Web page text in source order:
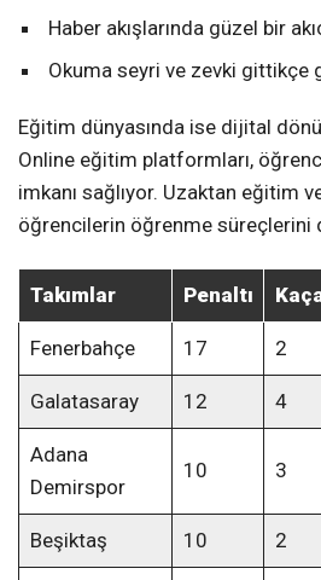
Haber akışlarında güzel bir
Okuma seyri ve zevki gittikçe
Eğitim dünyasında ise dijital
Online eğitim platformları,
imkanı sağlıyor. Uzaktan eğitim
öğrencilerin öğrenme süreçlerini
Takımlar Penaltı
Fenerbahçe 17 2
Galatasaray 12 4
Adana
Demirspor
10 3
Beşiktaş 10 2